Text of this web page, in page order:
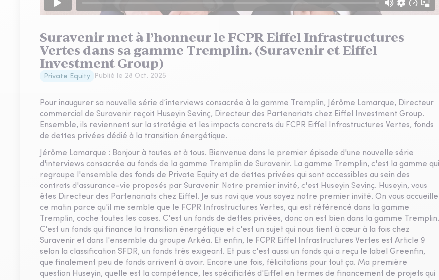
Suravenir met à l’honneur le FCPR Eiffel Infrastructures
Vertes dans sa gamme Tremplin. (Suravenir et Eiffel
Investment Group)
Private Equity Publié le 28 Oct. 2025
Pour inaugurer sa nouvelle série d’interviews consacrée à la gamme Tremplin, Jérôme Lamarque, Directeur
commercial de Suravenir reçoit Huseyin Sevinç, Directeur des Partenariats chez Eiffel Investment Group.
Ensemble, ils reviennent sur la stratégie et les impacts concrets du FCPR Eiffel Infrastructures Vertes, fonds
de dettes privées dédié à la transition énergétique.
Jérôme Lamarque : Bonjour à toutes et à tous. Bienvenue dans le premier épisode d'une nouvelle série
d'interviews consacrée au fonds de la gamme Tremplin de Suravenir. La gamme Tremplin, c'est la gamme qui
regroupe l'ensemble des fonds de Private Equity et de dettes privées qui sont accessibles au sein des
contrats d'assurance-vie proposés par Suravenir. Notre premier invité, c'est Huseyin Sevinç. Huseyin, vous
êtes Directeur des Partenariats chez Eiffel. Je suis ravi que vous soyez notre premier invité. On vous accueille
ce matin parce qu'il me semble que le FCPR Infrastructures Vertes, qui est référencé dans la gamme
Tremplin, coche toutes les cases. C'est un fonds de dettes privées, donc on est bien dans la gamme Tremplin.
C'est un fonds qui finance la transition énergétique et c'est un sujet qui nous tient à cœur à la fois chez
Suravenir et dans l'ensemble du groupe Arkéa. Et enfin, le FCPR Eiffel Infrastructures Vertes est Article 9
selon la classification SFDR, un fonds très exigeant. Et puis c'est aussi un fonds qui a reçu le label Greenfin,
que finalement peu de fonds arrivent à avoir. Encore une fois, félicitations pour tout ça. Ma première
question Huseyin, quelle est la compétence, les spécificités d'Eiffel en termes de financement de projets qui